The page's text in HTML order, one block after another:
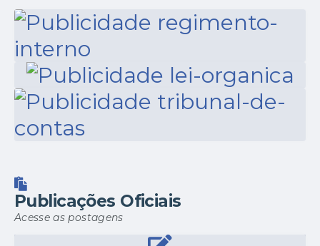
Publicações Oficiais
Acesse as postagens